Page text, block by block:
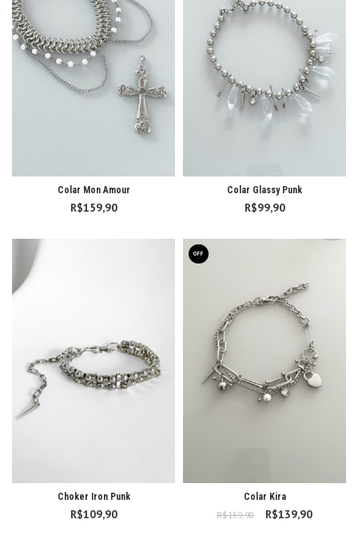
Colar Mon Amour
R$159,90
Colar Glassy Punk
R$99,90
Choker Iron Punk
R$109,90
OFF
Colar Kira
R$159,90
O preço original
R$139,90